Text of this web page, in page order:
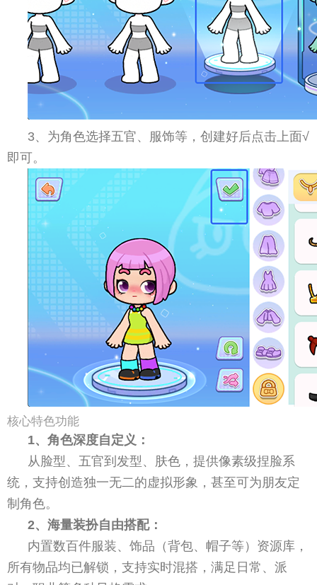
3、为角色选择五官、服饰等，创建好后点击上面√
即可。
核心特色功能
1、角色深度自定义：
从脸型、五官到发型、肤色，提供像素级捏脸系
统，支持创造独一无二的虚拟形象，甚至可为朋友定
制角色。
2、海量装扮自由搭配：
内置数百件服装、饰品（背包、帽子等）资源库，
所有物品均已解锁，支持实时混搭，满足日常、派